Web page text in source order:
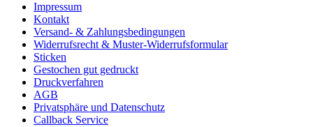
Impressum
Kontakt
Versand- & Zahlungsbedingungen
Widerrufsrecht & Muster-Widerrufsformular
Sticken
Gestochen gut gedruckt
Druckverfahren
AGB
Privatsphäre und Datenschutz
Callback Service